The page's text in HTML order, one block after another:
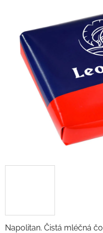
Napolitan. Čistá mléčná
hvězdiček.